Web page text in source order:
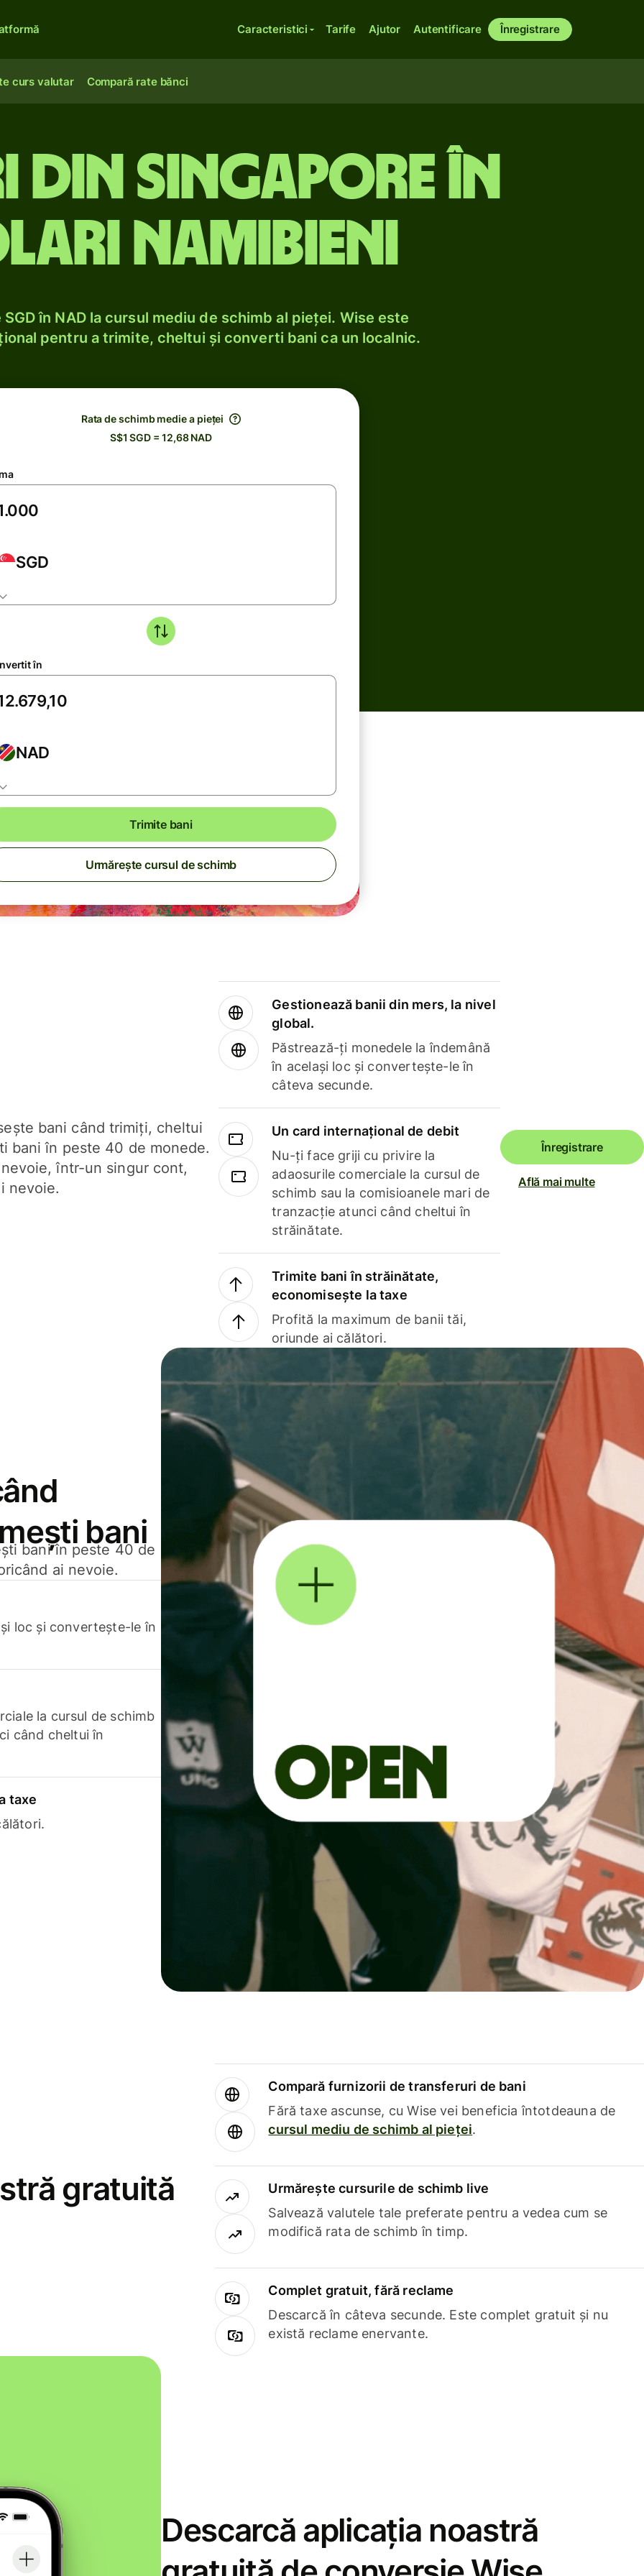
Caracteristici Tarife Ajutor Autentificare Înregistrare
curs valutar Compară rate bănci
Singapore în
namibieni
în NAD la cursul mediu de schimb al pieței. Wise este
pentru a trimite, cheltui și converti bani ca un localnic.
Rata de schimb medie a pieței
S$1 SGD = 12,68 NAD
SGD
în
NAD
Trimite bani
Urmărește cursul de schimb
bani când trimiți, cheltui
bani în peste 40 de monede.
într-un singur cont,
nevoie.
Gestionează banii din mers, la nivel
global.
Păstrează-ți monedele la îndemână
în același loc și convertește-le în
câteva secunde.
Un card internațional de debit
Nu-ți face griji cu privire la
adaosurile comerciale la cursul de
schimb sau la comisioanele mari de
tranzacție atunci când cheltui în
străinătate.
Trimite bani în străinătate,
economisește la taxe
Profită la maximum de banii tăi,
oriunde ai călători.
Înregistrare
Află mai multe
bani
bani în peste 40 de
ai nevoie.
loc și convertește-le în
la cursul de schimb
când cheltui în
taxe
gratuită
Compară furnizorii de transferuri de bani
Fără taxe ascunse, cu Wise vei beneficia întotdeauna de
cursul mediu de schimb al pieței.
Urmărește cursurile de schimb live
Salvează valutele tale preferate pentru a vedea cum se
modifică rata de schimb în timp.
Complet gratuit, fără reclame
Descarcă în câteva secunde. Este complet gratuit și nu
există reclame enervante.
Descarcă aplicația noastră